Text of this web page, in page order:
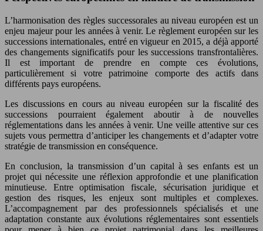
L’harmonisation des règles successorales au niveau européen est un
enjeu majeur pour les années à venir. Le règlement européen sur les
successions internationales, entré en vigueur en 2015, a déjà apporté
des changements significatifs pour les successions transfrontalières.
Il est important de prendre en compte ces évolutions,
particulièrement si votre patrimoine comporte des actifs dans
différents pays européens.
Les discussions en cours au niveau européen sur la fiscalité des
successions pourraient également aboutir à de nouvelles
réglementations dans les années à venir. Une veille attentive sur ces
sujets vous permettra d’anticiper les changements et d’adapter votre
stratégie de transmission en conséquence.
En conclusion, la transmission d’un capital à ses enfants est un
projet qui nécessite une réflexion approfondie et une planification
minutieuse. Entre optimisation fiscale, sécurisation juridique et
gestion des risques, les enjeux sont multiples et complexes.
L’accompagnement par des professionnels spécialisés et une
adaptation constante aux évolutions réglementaires sont essentiels